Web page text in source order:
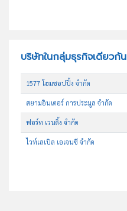
บริษัทในกลุ่มธุรกิจเดียวกัน
1577 โฮมชอปปิ้ง จำกัด
สยามอินเตอร์ การประมูล จำกัด
ฟอร์ท เวนดิ้ง จำกัด
ไวท์เลเบิล เอเจนซี จำกัด